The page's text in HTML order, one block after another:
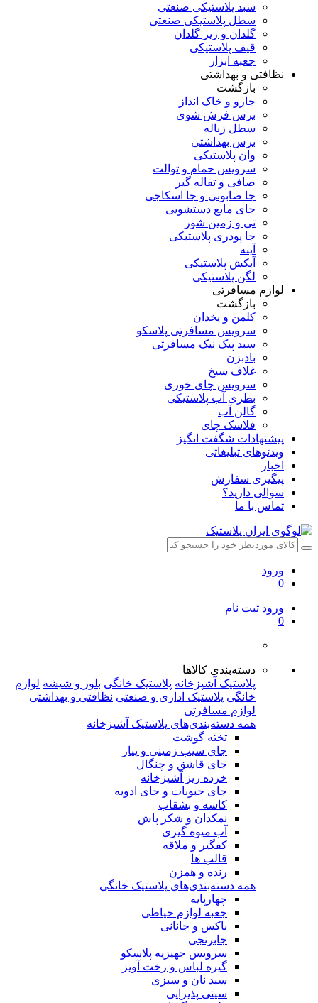
سبد پلاستیکی صنعتی
سطل پلاستیکی صنعتی
گلدان و زیر گلدان
قیف پلاستیکی
جعبه ابزار
نظافتی و بهداشتی
بازگشت
جارو و خاک انداز
برس فرش شوی
سطل زباله
برس بهداشتی
وان پلاستیکی
سرویس حمام و توالت
صافی و تفاله گیر
جا صابونی و جا اسکاجی
جای مایع دستشویی
تی و زمین شور
جا پودری پلاستیکی
آینه
آبکش پلاستیکی
لگن پلاستیکی
لوازم مسافرتی
بازگشت
کلمن و یخدان
سرویس مسافرتی پلاسکو
سبد پیک نیک مسافرتی
بادبزن
غلاف سیخ
سرویس چای خوری
بطری آب پلاستیکی
گالن آب
فلاسک چای
پیشنهادات شگفت انگیز
ویدئوهای تبلیغاتی
اخبار
پیگیری سفارش
سوالی دارید؟
تماس با ما
ورود
0
ورود ثبت نام
0
دسته‌بندی کالاها
پلاستیک آشپزخانه پلاستیک خانگی بلور و شیشه لوازم
خانگی پلاستیک اداری و صنعتی نظافتی و بهداشتی
لوازم مسافرتی
همه دسته‌بندی‌های پلاستیک آشپزخانه
تخته گوشت
جای سیب زمینی و پیاز
جای قاشق و چنگال
خرده ریز آشپزخانه
جای حبوبات و جای ادویه
کاسه و بشقاب
نمکدان و شکر پاش
آب میوه گیری
کفگیر و ملاقه
قالب ها
رنده و همزن
همه دسته‌بندی‌های پلاستیک خانگی
چهارپایه
جعبه لوازم خیاطی
باکس و جانانی
جابرنجی
سرویس جهیزیه پلاسکو
گیره لباس و رخت آویز
سبد نان و سبزی
سینی پذیرایی